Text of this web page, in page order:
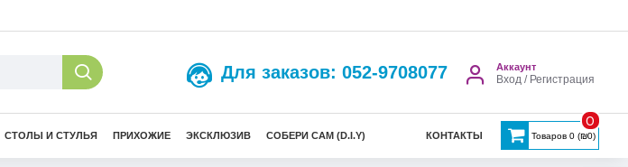
Для заказов: 052-9708077 Аккаунт
Вход / Регистрация
СТОЛЫ И СТУЛЬЯ ПРИХОЖИЕ ЭКСКЛЮЗИВ СОБЕРИ САМ (D.I.Y) КОНТАКТЫ Товаров 0 (₪0)
0